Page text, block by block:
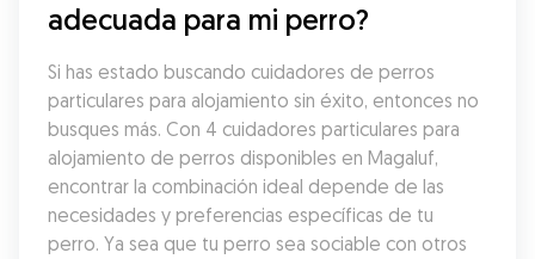
adecuada para mi perro?
Si has estado buscando cuidadores de perros
particulares para alojamiento sin éxito, entonces no
busques más. Con 4 cuidadores particulares para
alojamiento de perros disponibles en Magaluf,
encontrar la combinación ideal depende de las
necesidades y preferencias específicas de tu
perro. Ya sea que tu perro sea sociable con otros